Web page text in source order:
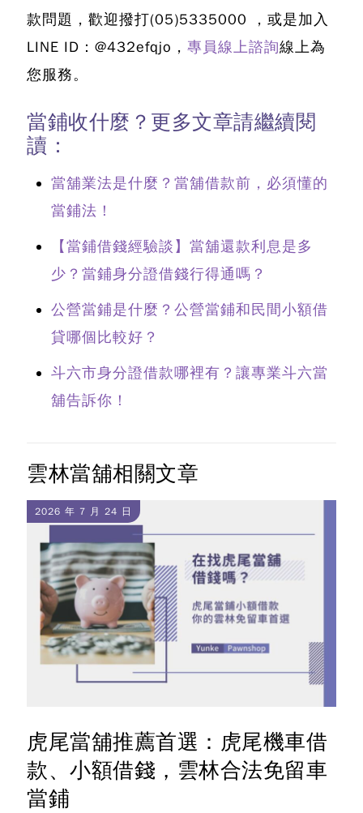
款問題，歡迎撥打(05)5335000
，或是加入
LINE ID：@432efqjo， 專員線上諮詢線上為
您服務。
當鋪收什麼？更多文章請繼續閱
讀：
當舖業法是什麼？當舖借款前，必須懂的
當鋪法！
【當鋪借錢經驗談】當舖還款利息是多
少？當鋪身分證借錢行得通嗎？
公營當鋪是什麼？公營當鋪和民間小額借
貸哪個比較好？
斗六市身分證借款哪裡有？讓專業斗六當
舖告訴你！
雲林當舖相關文章
2026 年 7 月 24 日
虎尾當舖推薦首選：虎尾機車借
款、小額借錢，雲林合法免留車
當鋪